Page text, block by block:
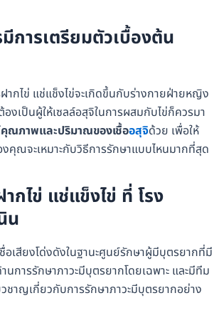
การเตรียมตัวเบื้องต้น
ากไข่ แช่แช็งไข่จะเกิดขึ้นกับร่างกายฝ่ายหญิง
งเป็นผู้ให้เซลล์อสุจิในการผสมกับไข่ก็ควรมา
คุณภาพและปริมาณของเชื้ออสุจิด้วย เพื่อให้
คุณจะเหมาะกับวิธีการรักษาแบบไหนมากที่สุด
กไข่ แช่แข็งไข่ ที่ โรง
น
อเสียงโด่งดังในฐานะศูนย์รักษาผู้มีบุตรยากที่มี
การรักษาภาวะมีบุตรยากโดยเฉพาะ และมีทีม
ชาญเกี่ยวกับการรักษาภาวะมีบุตรยากอย่าง